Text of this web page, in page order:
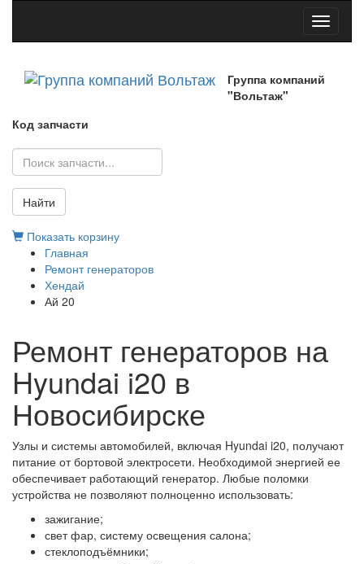
Toggle
Группа компаний
"Вольтаж"
Код запчасти
Найти
Показать корзину
Главная
Ремонт генераторов
Хендай
Ай 20
Ремонт генераторов на
Hyundai i20 в
Новосибирске
Узлы и системы автомобилей, включая Hyundai i20, получают
питание от бортовой электросети. Необходимой энергией ее
обеспечивает работающий генератор. Любые поломки
устройства не позволяют полноценно использовать:
зажигание;
свет фар, систему освещения салона;
стеклоподъёмники;